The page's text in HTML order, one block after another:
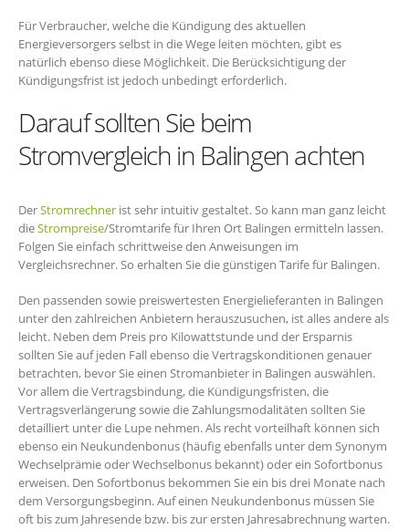
Für Verbraucher, welche die Kündigung des aktuellen
Energieversorgers selbst in die Wege leiten möchten, gibt es
natürlich ebenso diese Möglichkeit. Die Berücksichtigung der
Kündigungsfrist ist jedoch unbedingt erforderlich.
Darauf sollten Sie beim
Stromvergleich in Balingen achten
DerStromrechner ist sehr intuitiv gestaltet. So kann man ganz leicht
dieStrompreise/Stromtarife für Ihren Ort Balingen ermitteln lassen.
Folgen Sie einfach schrittweise den Anweisungen im
Vergleichsrechner. So erhalten Sie die günstigen Tarife für Balingen.
Den passenden sowie preiswertesten Energielieferanten in Balingen
unter den zahlreichen Anbietern herauszusuchen, ist alles andere als
leicht. Neben dem Preis pro Kilowattstunde und der Ersparnis
sollten Sie auf jeden Fall ebenso die Vertragskonditionen genauer
betrachten, bevor Sie einen Stromanbieter in Balingen auswählen.
Vor allem die Vertragsbindung, die Kündigungsfristen, die
Vertragsverlängerung sowie die Zahlungsmodalitäten sollten Sie
detailliert unter die Lupe nehmen. Als recht vorteilhaft können sich
ebenso ein Neukundenbonus (häufig ebenfalls unter dem Synonym
Wechselprämie oder Wechselbonus bekannt) oder ein Sofortbonus
erweisen. Den Sofortbonus bekommen Sie ein bis drei Monate nach
dem Versorgungsbeginn. Auf einen Neukundenbonus müssen Sie
oft bis zum Jahresende bzw. bis zur ersten Jahresabrechnung warten.